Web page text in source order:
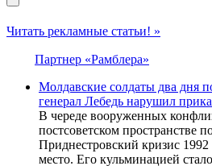
Читать рекламные статьи! »
Партнер «Рамблера»
Молдавские солдаты два дня
генерал Лебедь нарушил
В череде вооруженных
постсоветском пространстве
Приднестровский кризис 1992
место. Его кульминацией